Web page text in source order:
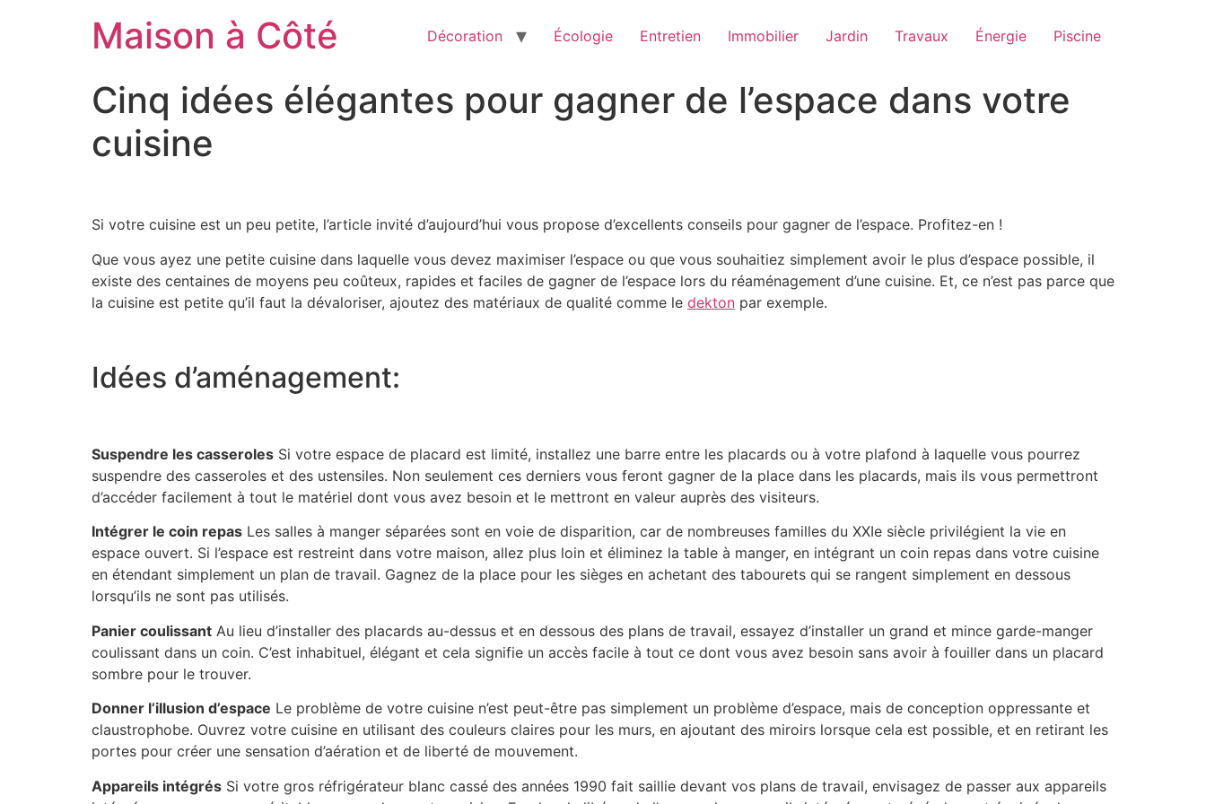
Maison à Côté Décoration Écologie Entretien Immobilier Jardin Travaux Énergie Piscine
Cinq idées élégantes pour gagner de l’espace dans votre
cuisine
Si votre cuisine est un peu petite, l’article invité d’aujourd’hui vous propose d’excellents conseils pour gagner de l’espace. Profitez-en !
Que vous ayez une petite cuisine dans laquelle vous devez maximiser l’espace ou que vous souhaitiez simplement avoir le plus d’espace possible, il
existe des centaines de moyens peu coûteux, rapides et faciles de gagner de l’espace lors du réaménagement d’une cuisine. Et, ce n’est pas parce que
la cuisine est petite qu’il faut la dévaloriser, ajoutez des matériaux de qualité comme le dekton par exemple.
Idées d’aménagement:
Suspendre les casseroles Si votre espace de placard est limité, installez une barre entre les placards ou à votre plafond à laquelle vous pourrez
suspendre des casseroles et des ustensiles. Non seulement ces derniers vous feront gagner de la place dans les placards, mais ils vous permettront
d’accéder facilement à tout le matériel dont vous avez besoin et le mettront en valeur auprès des visiteurs.
Intégrer le coin repas Les salles à manger séparées sont en voie de disparition, car de nombreuses familles du XXIe siècle privilégient la vie en
espace ouvert. Si l’espace est restreint dans votre maison, allez plus loin et éliminez la table à manger, en intégrant un coin repas dans votre cuisine
en étendant simplement un plan de travail. Gagnez de la place pour les sièges en achetant des tabourets qui se rangent simplement en dessous
lorsqu’ils ne sont pas utilisés.
Panier coulissant Au lieu d’installer des placards au-dessus et en dessous des plans de travail, essayez d’installer un grand et mince garde-manger
coulissant dans un coin. C’est inhabituel, élégant et cela signifie un accès facile à tout ce dont vous avez besoin sans avoir à fouiller dans un placard
sombre pour le trouver.
Donner l’illusion d’espace Le problème de votre cuisine n’est peut-être pas simplement un problème d’espace, mais de conception oppressante et
claustrophobe. Ouvrez votre cuisine en utilisant des couleurs claires pour les murs, en ajoutant des miroirs lorsque cela est possible, et en retirant les
portes pour créer une sensation d’aération et de liberté de mouvement.
Appareils intégrés Si votre gros réfrigérateur blanc cassé des années 1990 fait saillie devant vos plans de travail, envisagez de passer aux appareils